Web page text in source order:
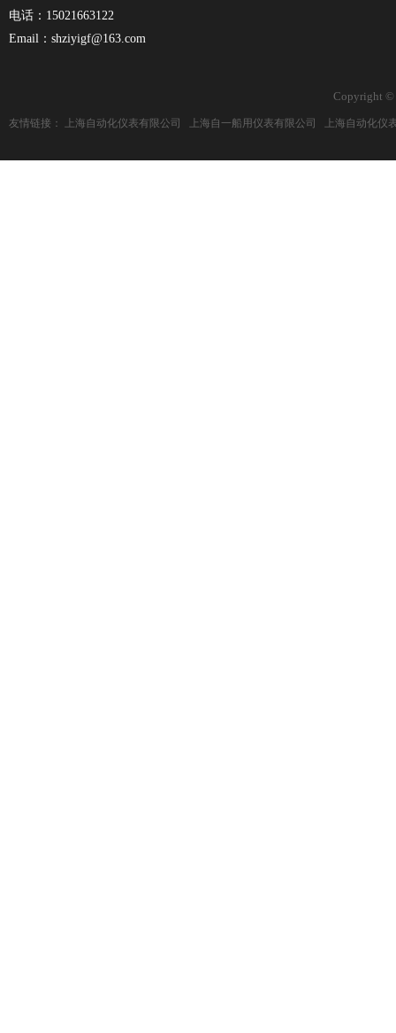
电话：15021663122
Email：shziyigf@163.com
Copyright ©
友情链接： 上海自动化仪表有限公司 上海自一船用仪表有限公司 上海自动化仪